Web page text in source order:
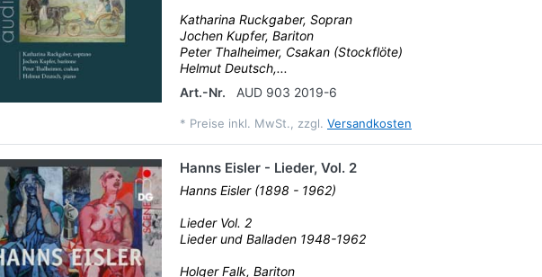
Katharina Ruckgaber, Sopran
Jochen Kupfer, Bariton
Peter Thalheimer, Csakan (Stockflöte)
Helmut Deutsch,...
Art.-Nr.
AUD 903 2019-6
* Preise inkl. MwSt., zzgl. Versandkosten
Hanns Eisler - Lieder, Vol. 2
Hanns Eisler (1898 - 1962)
Lieder Vol. 2
Lieder und Balladen 1948-1962
Holger Falk, Bariton